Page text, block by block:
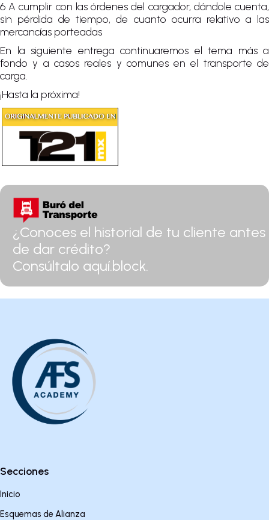
6 A cumplir con las órdenes del cargador, dándole cuenta,
sin pérdida de tiempo, de cuanto ocurra relativo a las
mercancías porteadas
En la siguiente entrega continuaremos el tema más a
fondo y a casos reales y comunes en el transporte de
carga.
¡Hasta la próxima!
¿Conoces el historial de tu cliente antes
de dar crédito?
Consúltalo aquí.block.
Secciones
Inicio
Esquemas de Alianza